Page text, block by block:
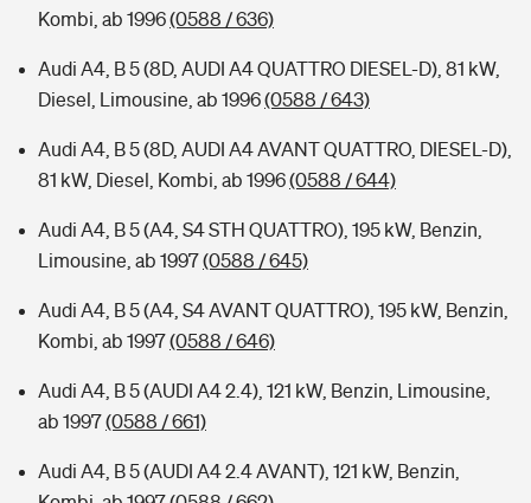
Kombi, ab 1996(0588 / 636)
Audi A4, B 5 (8D, AUDI A4 QUATTRO DIESEL-D), 81 kW,
Diesel, Limousine, ab 1996(0588 / 643)
Audi A4, B 5 (8D, AUDI A4 AVANT QUATTRO, DIESEL-D),
81 kW, Diesel, Kombi, ab 1996(0588 / 644)
Audi A4, B 5 (A4, S4 STH QUATTRO), 195 kW, Benzin,
Limousine, ab 1997(0588 / 645)
Audi A4, B 5 (A4, S4 AVANT QUATTRO), 195 kW, Benzin,
Kombi, ab 1997(0588 / 646)
Audi A4, B 5 (AUDI A4 2.4), 121 kW, Benzin, Limousine,
ab 1997(0588 / 661)
Audi A4, B 5 (AUDI A4 2.4 AVANT), 121 kW, Benzin,